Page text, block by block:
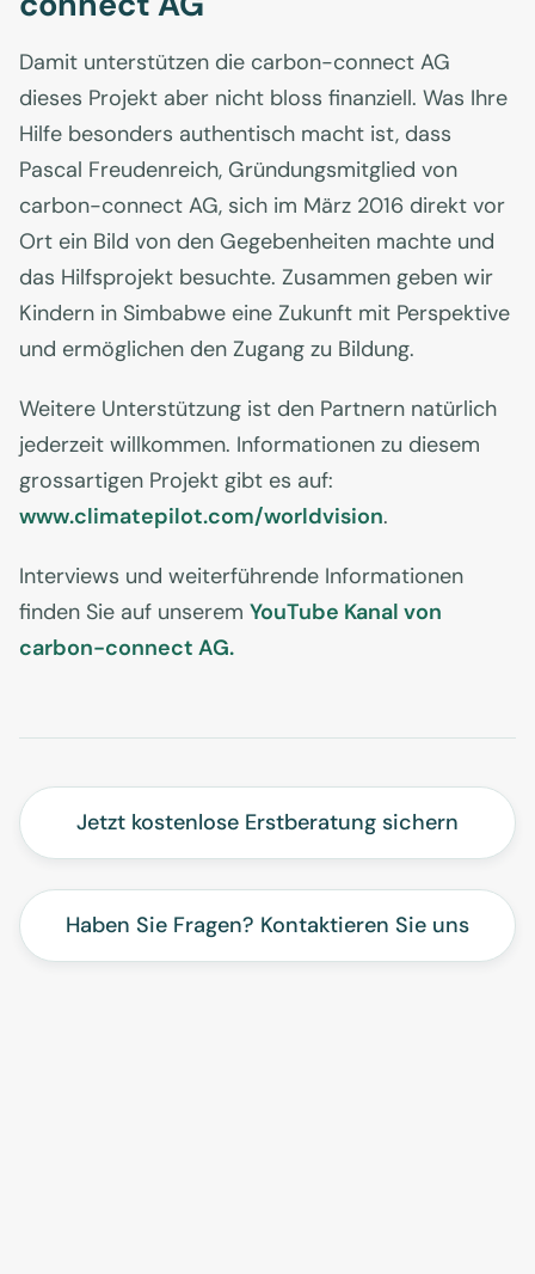
Damit unterstützen die carbon-connect AG
dieses Projekt aber nicht bloss finanziell. Was Ihre
Hilfe besonders authentisch macht ist, dass
Pascal Freudenreich, Gründungsmitglied von
carbon-connect AG, sich im März 2016 direkt vor
Ort ein Bild von den Gegebenheiten machte und
das Hilfsprojekt besuchte. Zusammen geben wir
Kindern in Simbabwe eine Zukunft mit Perspektive
und ermöglichen den Zugang zu Bildung.
Weitere Unterstützung ist den Partnern natürlich
jederzeit willkommen. Informationen zu diesem
grossartigen Projekt gibt es auf:
www.climatepilot.com/worldvision.
Interviews und weiterführende Informationen
finden Sie auf unserem YouTube Kanal von
carbon-connect AG.
Jetzt kostenlose Erstberatung sichern
Haben Sie Fragen? Kontaktieren Sie uns